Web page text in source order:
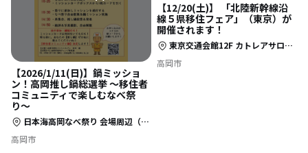
【2026/1/11(日)】鍋ミッショ
ン！高岡推し鍋総選挙 〜移住者
コミュニティで楽しむなべ祭
り〜
日本海高岡なべ祭り 会場周辺（集合場所は、あいの風とやま鉄道・高岡駅改札口前）
高岡市
【12/20(土)】 「北陸新幹線沿
線５県移住フェア」（東京）が
開催されます！
東京交通会館12F カトレアサロンA（東京都千代田区有楽町2-10-1）
高岡市